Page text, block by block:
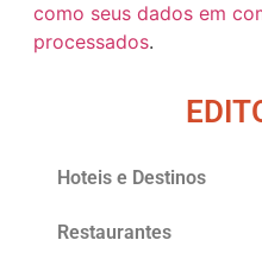
como seus dados em
processados.
Hoteis e Destinos
Restaurantes